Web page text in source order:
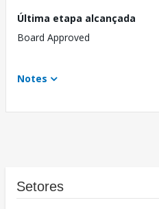
Última etapa alcançada
Board Approved
Notes
Setores